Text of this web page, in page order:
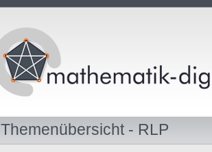
Themenübersicht - RLP